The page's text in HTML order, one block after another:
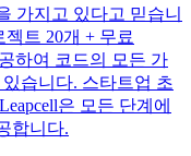
가지고 있다고 믿습니
트 20개 + 무료
하여 코드의 모든 가
습니다. 스타트업 초
은 모든 단계에
합니다.